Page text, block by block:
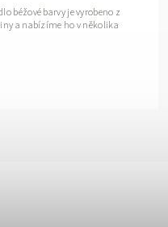
béžové barvy je vyrobeno z
a nabízíme ho v několika